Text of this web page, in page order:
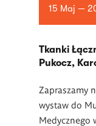
15 Maj —
Tkanki
Pukocz,
Zapraszamy
wystaw do
Medycznego